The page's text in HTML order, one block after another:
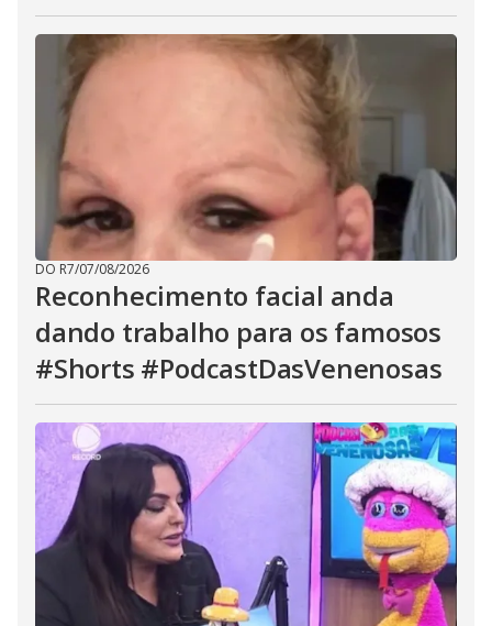
DO R7/07/08/2026
Reconhecimento facial anda
dando trabalho para os famosos
#Shorts #PodcastDasVenenosas